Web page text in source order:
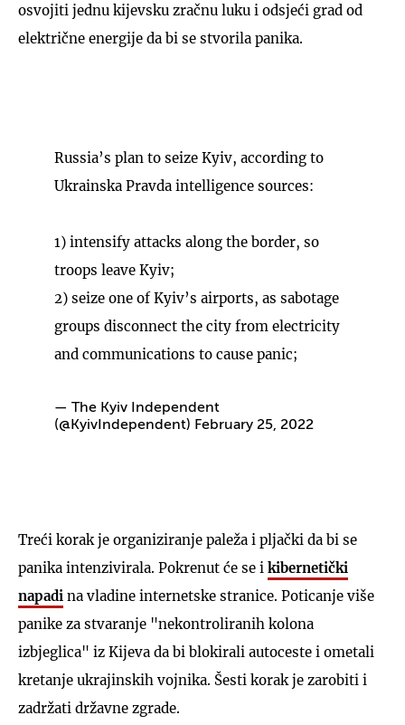
osvojiti jednu kijevsku zračnu luku i odsjeći grad od
električne energije da bi se stvorila panika.
Russia’s plan to seize Kyiv, according to
Ukrainska Pravda intelligence sources:
1) intensify attacks along the border, so
troops leave Kyiv;
2) seize one of Kyiv’s airports, as sabotage
groups disconnect the city from electricity
and communications to cause panic;
— The Kyiv Independent
(@KyivIndependent) February 25, 2022
Treći korak je organiziranje paleža i pljački da bi se
panika intenzivirala. Pokrenut će se i kibernetički
napadi na vladine internetske stranice. Poticanje više
panike za stvaranje "nekontroliranih kolona
izbjeglica" iz Kijeva da bi blokirali autoceste i ometali
kretanje ukrajinskih vojnika. Šesti korak je zarobiti i
zadržati državne zgrade.